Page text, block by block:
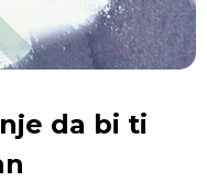
da bi ti